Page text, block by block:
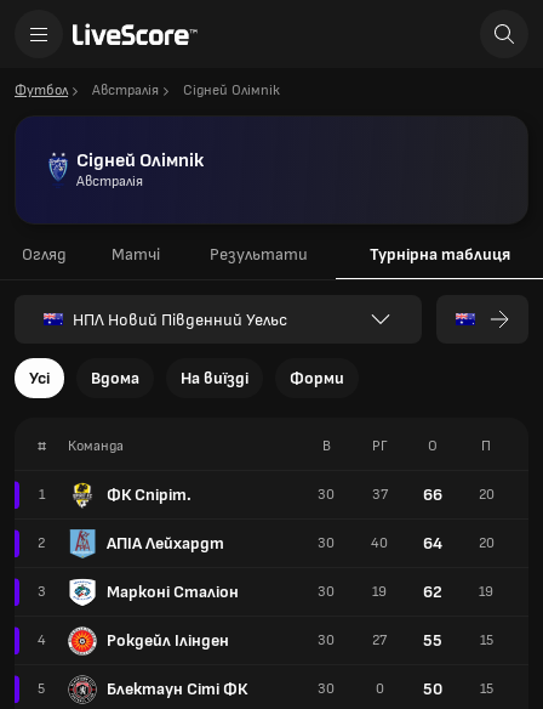
Футбол Австралія Сідней Олімпік
Сідней Олімпік
Австралія
Огляд Матчі Результати Турнірна таблиця
НПЛ Новий Південний Уельс
Усі Вдома На виїзді Форми
# Команда
1 ФК Спіріт.
2 АПІА Лейхардт
3 Марконі Сталіон
4 Рокдейл Ілінден
5 Блектаун Сіті ФК
В РГ О П
30 37 66 20
30 40 64 20
30 19 62 19
30 27 55 15
30 0 50 15